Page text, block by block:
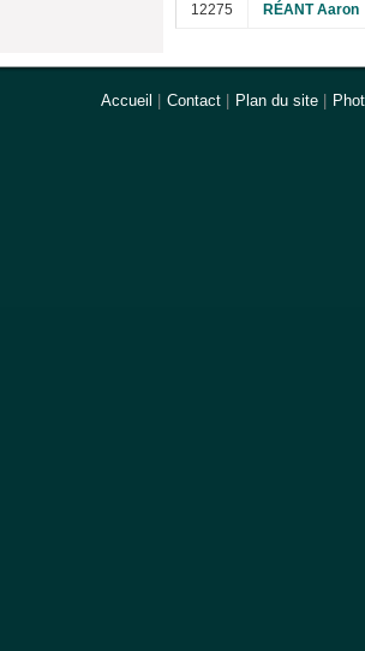
12275 RÉANT Aaron
Accueil Contact Plan du site